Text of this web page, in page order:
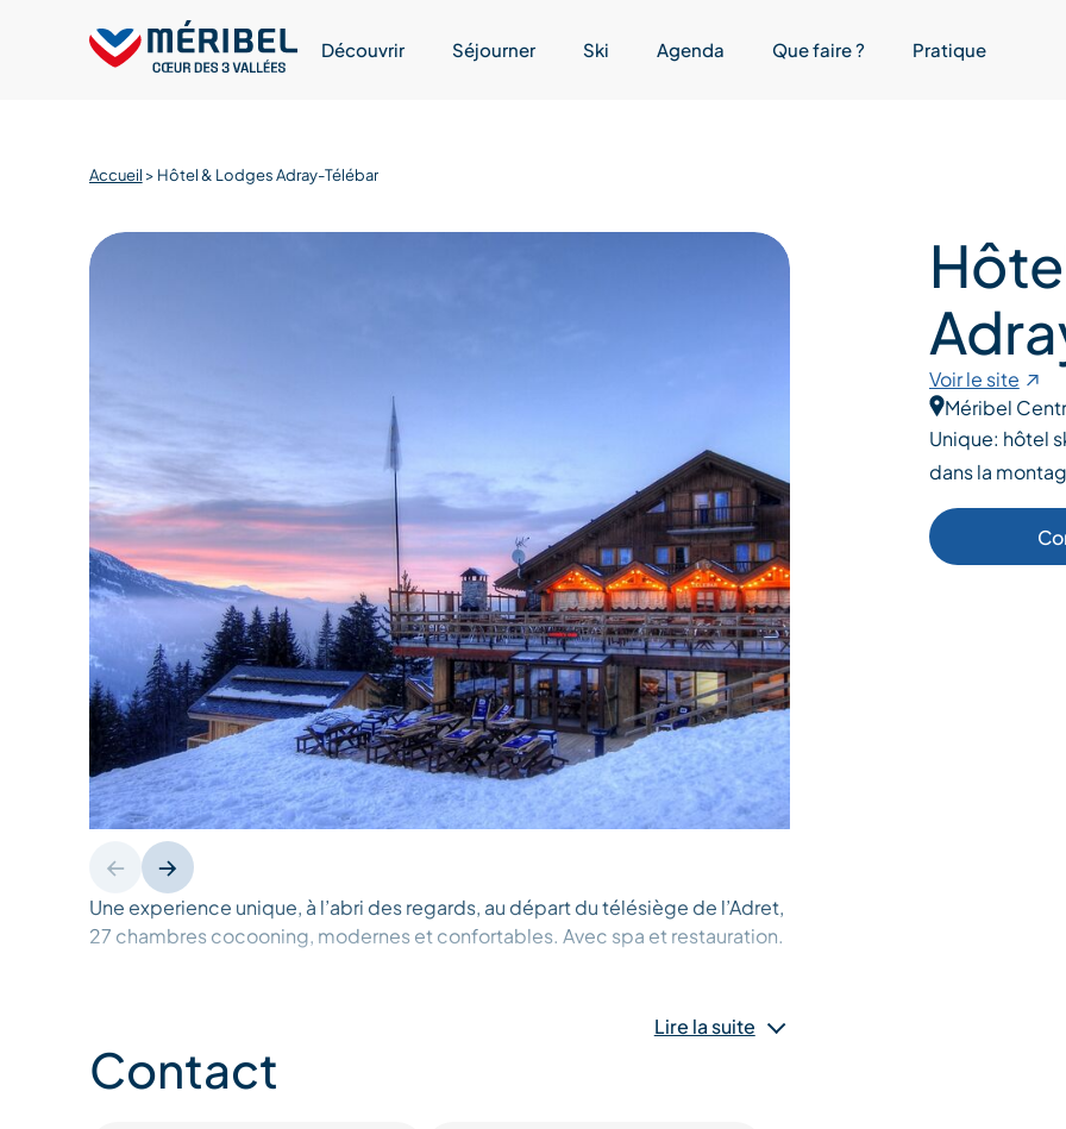
Découvrir Séjourner Ski Agenda Que faire ? Pratique
Accueil > Hôtel & Lodges Adray-Télébar
Une experience unique, à l’abri des regards, au départ du télésiège de l’Adret,
27 chambres cocooning, modernes et confortables. Avec spa et restauration.
Lire la suite
Contact
Voir le site
Méribel
Unique: hôtel
dans la